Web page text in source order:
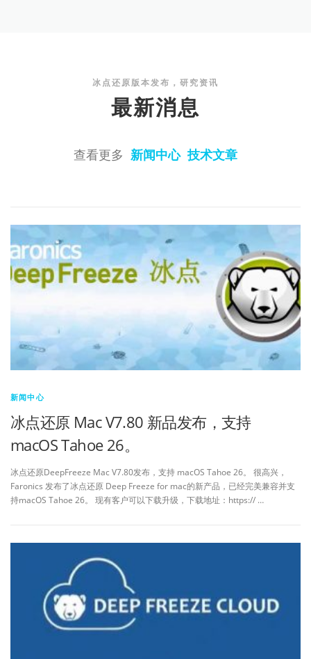
冰点还原版本发布，研究资讯
最新消息
查看更多 新闻中心 技术文章
新闻中心
冰点还原 Mac V7.80 新品发布，支持
macOS Tahoe 26。
冰点还原DeepFreeze Mac V7.80发布，支持 macOS Tahoe 26。 很高兴，
Faronics 发布了冰点还原 Deep Freeze for mac的新产品，已经完美兼容并支
持macOS Tahoe 26。 现有客户可以下载升级，下载地址：https:// …